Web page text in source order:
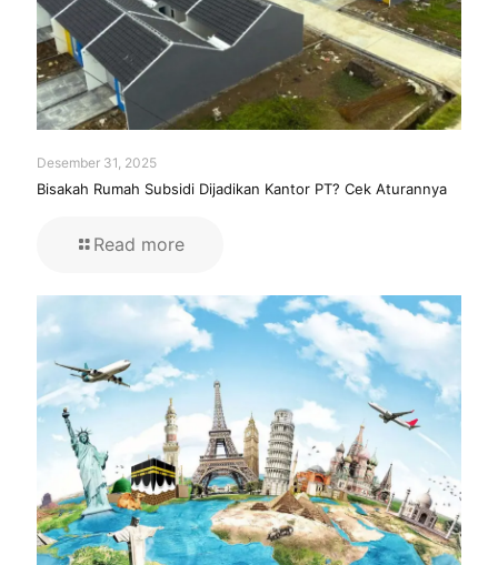
Desember 31, 2025
Bisakah Rumah Subsidi Dijadikan Kantor PT? Cek Aturannya
Read more